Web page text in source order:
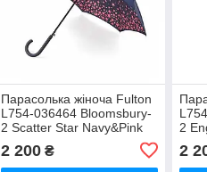
Парасолька жіноча Fulton
L754-036464 Bloomsbury-
2 Scatter Star Navy&Pink
2 200₴
2
2